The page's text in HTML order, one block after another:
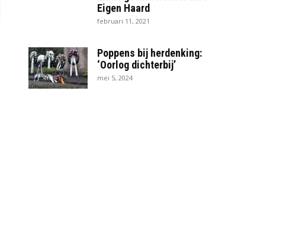
Eigen Haard
februari 11, 2021
Poppens bij herdenking:
‘Oorlog dichterbij’
mei 5, 2024